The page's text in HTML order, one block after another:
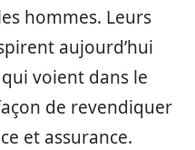
hommes. Leurs
aujourd’hui
voient dans le
de revendiquer
et assurance.